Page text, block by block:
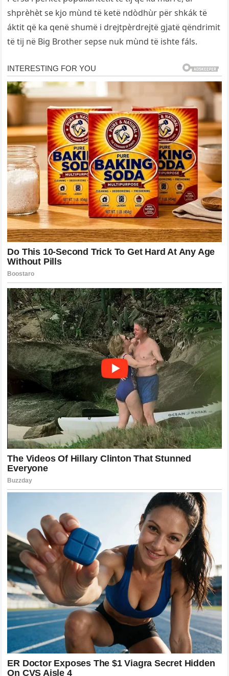
shprèhèt se kjo mùnd të ketë ndòdhùr për shkák të
áktit që ka qenë shumë i drejtpèrdrejtë gjatë qëndrimit
të tij në Big Brother sepse nuk mùnd të ishte fáls.